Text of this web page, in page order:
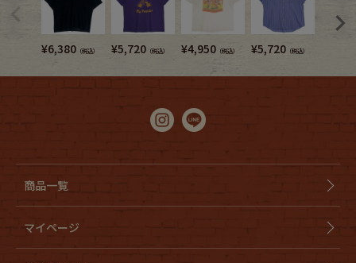
¥6,380 （税込） ¥5,720 （税込） ¥4,950 （税込） ¥5,720 （税込）
商品一覧
マイページ